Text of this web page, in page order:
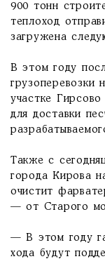
900 тонн
теплоход
загружена
В этом году
грузоперевозки
участке
для доставки
Также с
города Кирова
очистит
— от Старого
— В этом году
хода будут